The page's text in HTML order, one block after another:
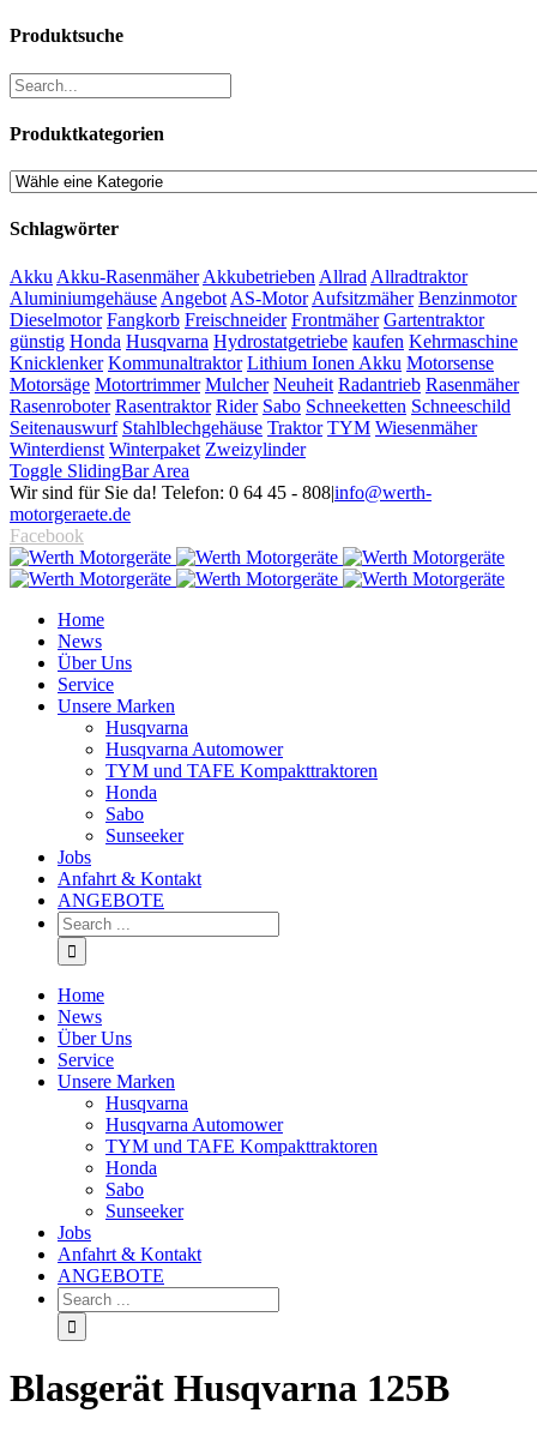
Produktsuche
Produktkategorien
Schlagwörter
Akku Akku-Rasenmäher Akkubetrieben Allrad Allradtraktor
Aluminiumgehäuse Angebot AS-Motor Aufsitzmäher Benzinmotor
Dieselmotor Fangkorb Freischneider Frontmäher Gartentraktor
günstig Honda Husqvarna Hydrostatgetriebe kaufen Kehrmaschine
Knicklenker Kommunaltraktor Lithium Ionen Akku Motorsense
Motorsäge Motortrimmer Mulcher Neuheit Radantrieb Rasenmäher
Rasenroboter Rasentraktor Rider Sabo Schneeketten Schneeschild
Seitenauswurf Stahlblechgehäuse Traktor TYM Wiesenmäher
Winterdienst Winterpaket Zweizylinder
Toggle SlidingBar Area
Wir sind für Sie da! Telefon: 0 64 45 - 808|info@werth-
motorgeraete.de
Facebook
Home
News
Über Uns
Service
Unsere Marken
Husqvarna
Husqvarna Automower
TYM und TAFE Kompakttraktoren
Honda
Sabo
Sunseeker
Jobs
Anfahrt & Kontakt
ANGEBOTE
Home
News
Über Uns
Service
Unsere Marken
Husqvarna
Husqvarna Automower
TYM und TAFE Kompakttraktoren
Honda
Sabo
Sunseeker
Jobs
Anfahrt & Kontakt
ANGEBOTE
Blasgerät Husqvarna 125B